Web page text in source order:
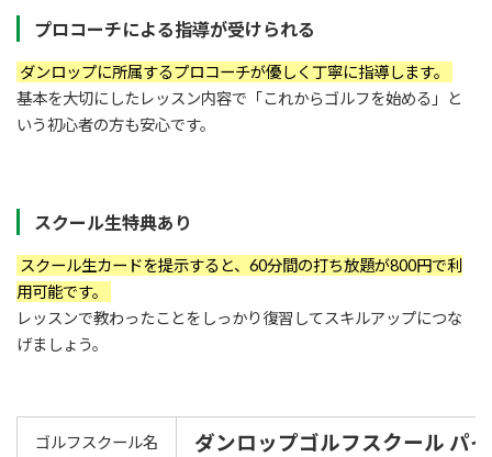
プロコーチによる指導が受けられる
ダンロップに所属するプロコーチが優しく丁寧に指導します。
基本を大切にしたレッスン内容で「これからゴルフを始める」と
いう初心者の方も安心です。
スクール生特典あり
スクール生カードを提示すると、60分間の打ち放題が800円で利
用可能です。
レッスンで教わったことをしっかり復習してスキルアップにつな
げましょう。
ゴルフスクール名 ダンロップゴルフスクール パ